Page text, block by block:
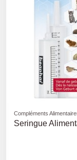
Pro Plan
Mini Adult